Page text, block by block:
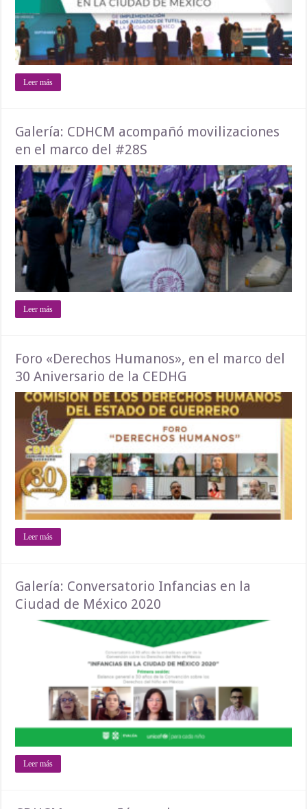
Leer más
Galería: CDHCM acompañó movilizaciones
en el marco del #28S
Leer más
Foro «Derechos Humanos», en el marco del
30 Aniversario de la CEDHG
Leer más
Galería: Conversatorio Infancias en la
Ciudad de México 2020
Leer más